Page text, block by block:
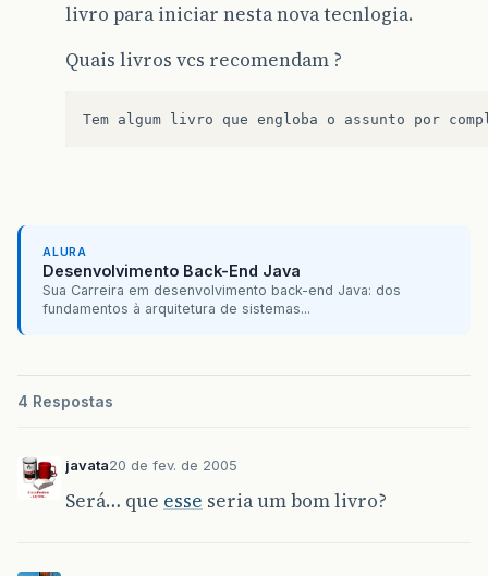
livro para iniciar nesta nova tecnlogia.
Quais livros vcs recomendam ?
Tem algum livro que engloba o assunto por
ALURA
Desenvolvimento Back-End Java
Sua Carreira em desenvolvimento back-end Java: dos
fundamentos à arquitetura de sistemas...
4 Respostas
javata20 de fev. de 2005
Será… que esse seria um bom livro?